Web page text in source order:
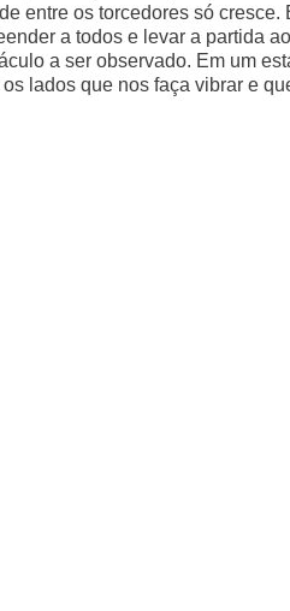
entre os torcedores só cresce.
a todos e levar a partida
a ser observado. Em um
lados que nos faça vibrar e